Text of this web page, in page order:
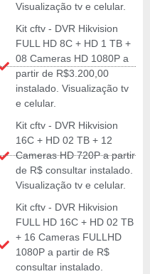
Visualização tv e celular.
Kit cftv - DVR Hikvision
FULL HD 8C + HD 1 TB +
08 Cameras HD 1080P a
partir de R$3.200,00
instalado. Visualização tv
e celular.
Kit cftv - DVR Hikvision
16C + HD 02 TB + 12
Cameras HD 720P a partir
de R$ consultar instalado.
Visualização tv e celular.
Kit cftv - DVR Hikvision
FULL HD 16C + HD 02 TB
+ 16 Cameras FULLHD
1080P a partir de R$
consultar instalado.